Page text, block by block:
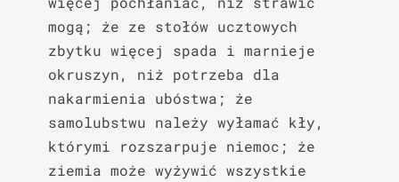
mogą; że ze stołów ucztowych
zbytku więcej spada i marnieje
okruszyn, niż potrzeba dla
nakarmienia ubóstwa; że
samolubstwu należy wyłamać kły,
którymi rozszarpuje niemoc; że
ziemia może wyżywić wszystkie